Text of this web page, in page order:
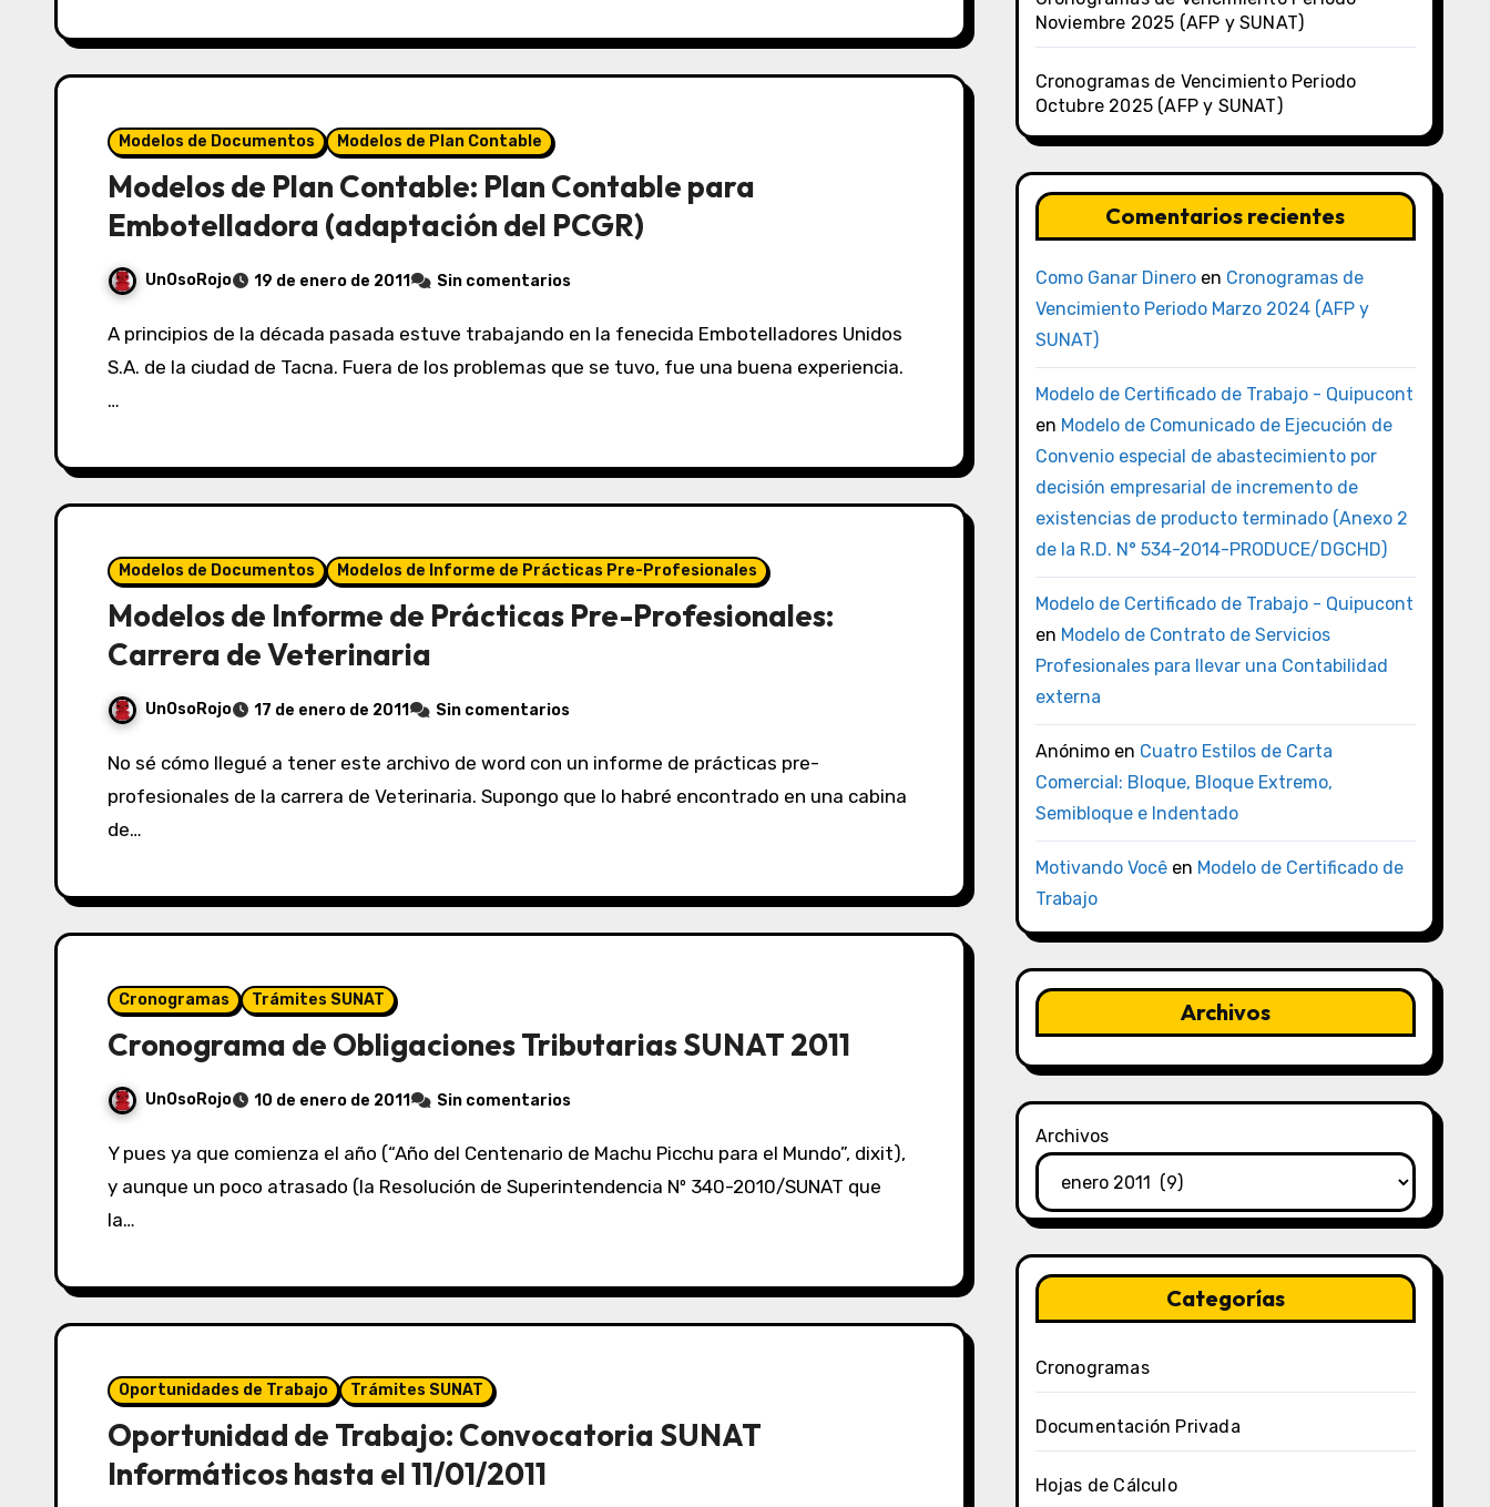
Modelos de Documentos Modelos de Plan Contable
Modelos de Plan Contable: Plan Contable para
Embotelladora (adaptación del PCGR)
UnOsoRojo 19 de enero de 2011 Sin comentarios
A principios de la década pasada estuve trabajando en la fenecida Embotelladores Unidos
S.A. de la ciudad de Tacna. Fuera de los problemas que se tuvo, fue una buena experiencia.
…
Modelos de Documentos Modelos de Informe de Prácticas Pre-Profesionales
Modelos de Informe de Prácticas Pre-Profesionales:
Carrera de Veterinaria
UnOsoRojo 17 de enero de 2011 Sin comentarios
No sé cómo llegué a tener este archivo de word con un informe de prácticas pre-
profesionales de la carrera de Veterinaria. Supongo que lo habré encontrado en una cabina
de…
Cronogramas Trámites SUNAT
Cronograma de Obligaciones Tributarias SUNAT 2011
UnOsoRojo 10 de enero de 2011 Sin comentarios
Y pues ya que comienza el año (“Año del Centenario de Machu Picchu para el Mundo”, dixit),
y aunque un poco atrasado (la Resolución de Superintendencia Nº 340-2010/SUNAT que
la…
Oportunidades de Trabajo Trámites SUNAT
Oportunidad de Trabajo: Convocatoria SUNAT
Informáticos hasta el 11/01/2011
Noviembre 2025 (AFP y SUNAT)
Cronogramas de Vencimiento Periodo
Octubre 2025 (AFP y SUNAT)
Comentarios recientes
Como Ganar Dineroen Cronogramas de
Vencimiento Periodo Marzo 2024 (AFP y
SUNAT)
Modelo de Certificado de Trabajo - Quipucont
en Modelo de Comunicado de Ejecución de
Convenio especial de abastecimiento por
decisión empresarial de incremento de
existencias de producto terminado (Anexo 2
de la R.D. N° 534-2014-PRODUCE/DGCHD)
Modelo de Certificado de Trabajo - Quipucont
en Modelo de Contrato de Servicios
Profesionales para llevar una Contabilidad
externa
Anónimoen Cuatro Estilos de Carta
Comercial: Bloque, Bloque Extremo,
Semibloque e Indentado
Motivando Vocêen Modelo de Certificado de
Trabajo
Archivos
Archivos
Categorías
Cronogramas
Documentación Privada
Hojas de Cálculo